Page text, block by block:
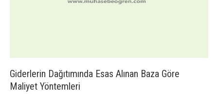
Giderlerin Dağıtımında Esas Alınan Baza Göre
Maliyet Yöntemleri